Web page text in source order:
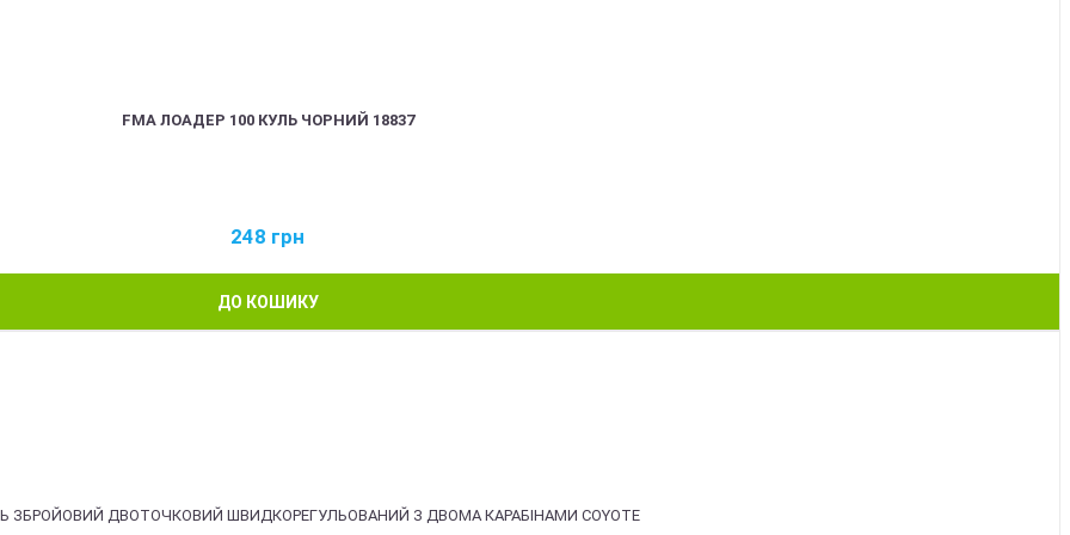
FMA ЛОАДЕР 100 КУЛЬ ЧОРНИЙ 18837
248 грн
ДО КОШИКУ